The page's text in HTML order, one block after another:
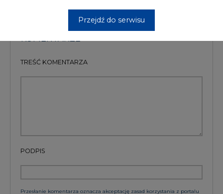
Przejdź do serwisu
TREŚĆ KOMENTARZA
PODPIS
Przesłanie komentarza oznacza akceptację zasad korzystania z portalu